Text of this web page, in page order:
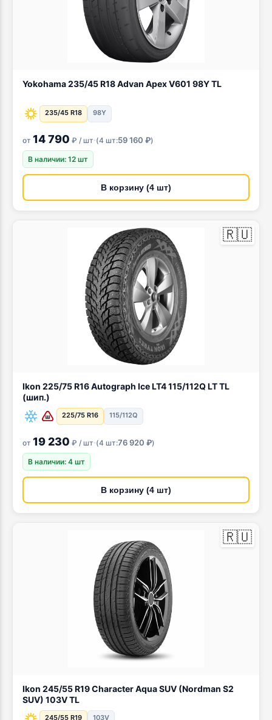
Yokohama 235/45 R18 Advan Apex V601 98Y TL
235/45 R18 98Y
от 14 790 ₽ / шт·(4 шт:59 160 ₽)
В наличии: 12 шт
В корзину (4 шт)
🇷🇺
Ikon 225/75 R16 Autograph Ice LT4 115/112Q LT TL
(шип.)
225/75 R16 115/112Q
от 19 230 ₽ / шт·(4 шт:76 920 ₽)
В наличии: 4 шт
В корзину (4 шт)
🇷🇺
Ikon 245/55 R19 Character Aqua SUV (Nordman S2
SUV) 103V TL
245/55 R19 103V